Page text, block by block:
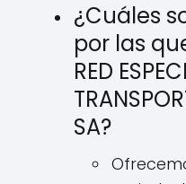
¿Cuáles
por las
RED
SA?